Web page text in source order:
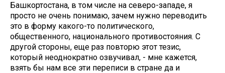
Башкортостана, в том числе на северо-западе, я
просто не очень понимаю, зачем нужно переводить
это в форму какого-то политического,
общественного, национального противостояния. С
другой стороны, еще раз повторю этот тезис,
который неоднократно озвучивал, - мне кажется,
взять бы нам все эти переписи в стране да и